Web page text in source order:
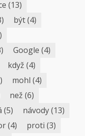
(13)
být(4)
Google (4)
když (4)
mohl (4)
než (6)
(5) návody(13)
(4) proti (3)